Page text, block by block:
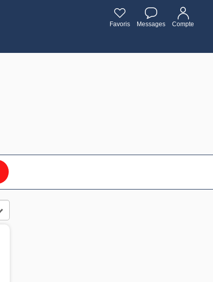
Favoris Messages Compte